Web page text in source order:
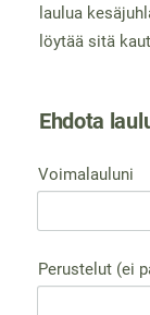
laulua
löytää sitä
Ehdota
Voimalauluni
Perustelut (ei